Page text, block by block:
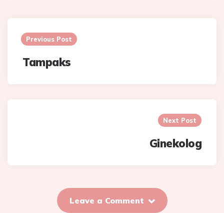
navigation
Previous Post
Tampaks
Next Post
Ginekolog
Leave a Comment